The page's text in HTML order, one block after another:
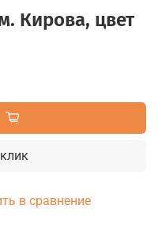
Кирова, цвет
в сравнение